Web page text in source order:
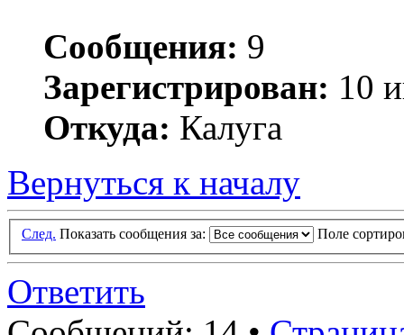
Сообщения: 9
Зарегистрирован: 10
Откуда: Калуга
Вернуться к началу
След. Показать сообщения за: Поле
Ответить